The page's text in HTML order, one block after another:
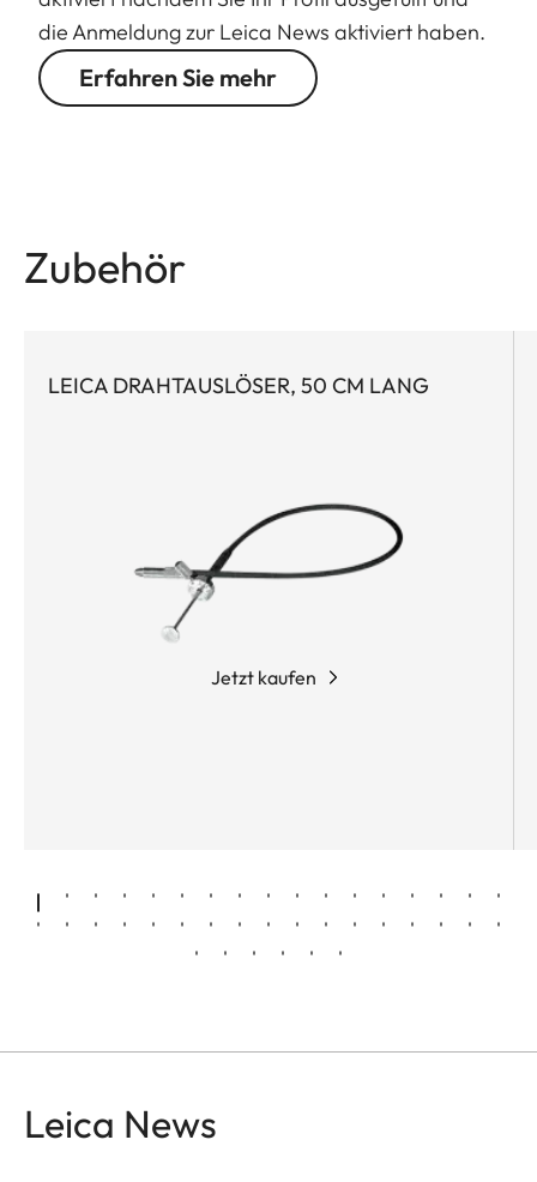
die Anmeldung zur Leica News aktiviert haben.
Erfahren Sie mehr
Zubehör
LEICA DRAHTAUSLÖSER, 50 CM LANG
Jetzt kaufen
Leica News